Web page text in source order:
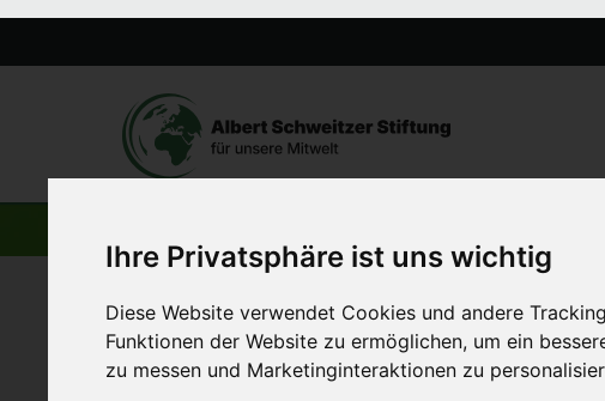
Ihre Privatsphäre ist uns wichtig
Funktionen der Website zu ermöglichen,um ein
zu messen und Marketinginteraktionen zu
23. Juni 2021